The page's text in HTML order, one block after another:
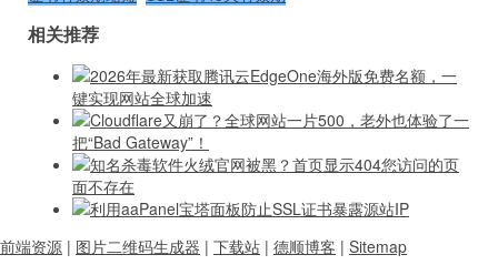
相关推荐
2026年最新获取腾讯云EdgeOne海外版免费名额，一
键实现网站全球加速
Cloudflare又崩了？全球网站一片500，老外也体验了一
把“Bad Gateway”！
知名杀毒软件火绒官网被黑？首页显示404您访问的页
面不存在
利用aaPanel宝塔面板防止SSL证书暴露源站IP
前端资源 | 图片二维码生成器 | 下载站 | 德顺博客 | Sitemap